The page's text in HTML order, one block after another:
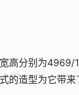
高分别为4969/
的造型为它带